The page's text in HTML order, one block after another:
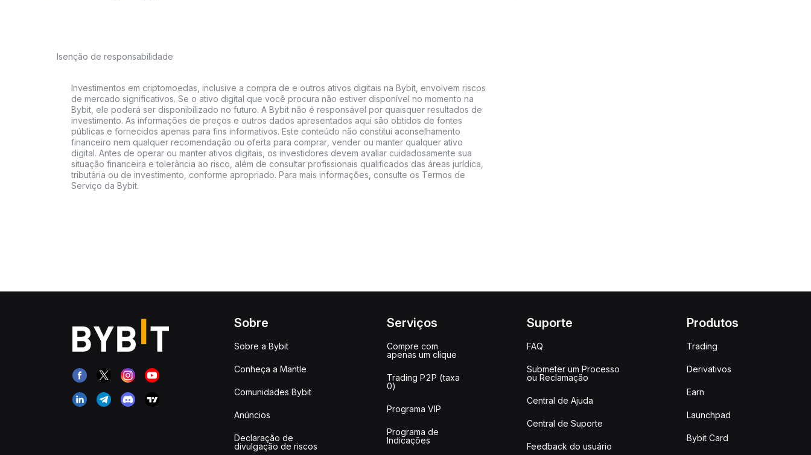
Isenção de responsabilidade
Investimentos em criptomoedas, inclusive a compra de e outros ativos digitais na Bybit, envolvem riscos
de mercado significativos. Se o ativo digital que você procura não estiver disponível no momento na
Bybit, ele poderá ser disponibilizado no futuro. A Bybit não é responsável por quaisquer resultados de
investimento. As informações de preços e outros dados apresentados aqui são obtidos de fontes
públicas e fornecidos apenas para fins informativos. Este conteúdo não constitui aconselhamento
financeiro nem qualquer recomendação ou oferta para comprar, vender ou manter qualquer ativo
digital. Antes de operar ou manter ativos digitais, os investidores devem avaliar cuidadosamente sua
situação financeira e tolerância ao risco, além de consultar profissionais qualificados das áreas jurídica,
tributária ou de investimento, conforme apropriado. Para mais informações, consulte os Termos de
Serviço da Bybit.
Sobre
Sobre a Bybit
Conheça a Mantle
Comunidades Bybit
Anúncios
Declaração de
divulgação de riscos
Serviços
Compre com
apenas um clique
Trading P2P (taxa
0)
Programa VIP
Programa de
Indicações
Suporte
FAQ
Submeter um Processo
ou Reclamação
Central de Ajuda
Central de Suporte
Feedback do usuário
Produtos
Trading
Derivativos
Earn
Launchpad
Bybit Card